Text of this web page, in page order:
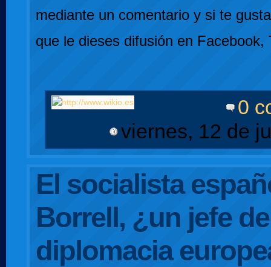
mediante un comentario y si te
que le dieses difusión en Facebook,
0
viernes, 12 de
El socialista
Borrell, ¿un jefe
diplomacia